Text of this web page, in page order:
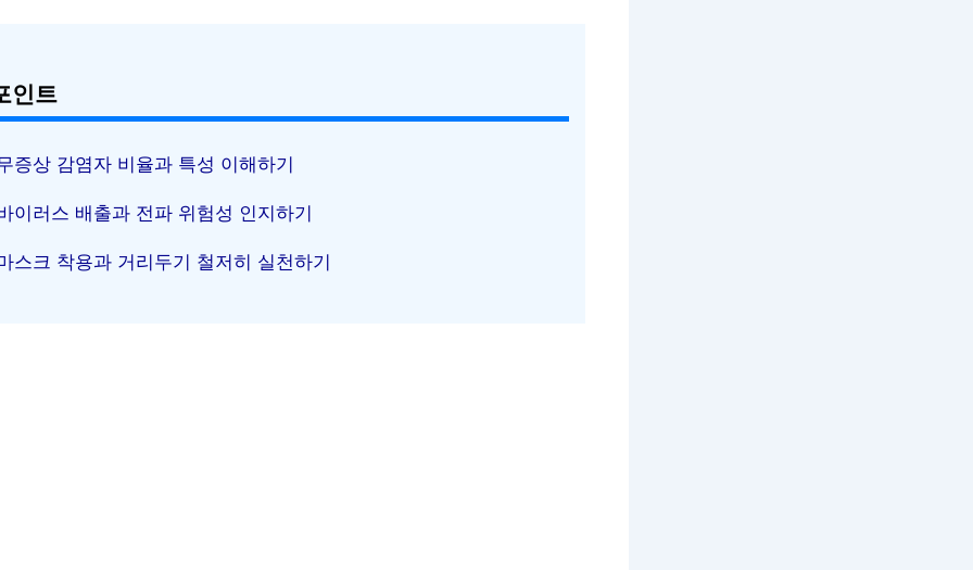
인트
증상 감염자 비율과 특성 이해하기
이러스 배출과 전파 위험성 인지하기
스크 착용과 거리두기 철저히 실천하기